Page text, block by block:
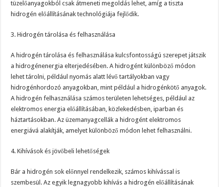
tüzelőanyagokból csak átmeneti megoldás lehet, amíg a tiszta
hidrogén előállításának technológiája fejlődik.
3. Hidrogén tárolása és felhasználása
A hidrogén tárolása és felhasználása kulcsfontosságú szerepet játszik
a hidrogénenergia elterjedésében. A hidrogént különböző módon
lehet tárolni, például nyomás alatt lévő tartályokban vagy
hidrogénhordozó anyagokban, mint például a hidrogénkötő anyagok.
A hidrogén felhasználása számos területen lehetséges, például az
elektromos energia előállításában, közlekedésben, iparban és
háztartásokban. Az üzemanyagcellák a hidrogént elektromos
energiává alakítják, amelyet különböző módon lehet felhasználni.
4. Kihívások és jövőbeli lehetőségek
Bár a hidrogén sok előnnyel rendelkezik, számos kihívással is
szembesül. Az egyik legnagyobb kihívás a hidrogén előállításának